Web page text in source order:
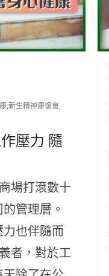
,新生精神康復會,
壓力 隨
場打滾數十
管理層。
也伴隨而
者，對於工